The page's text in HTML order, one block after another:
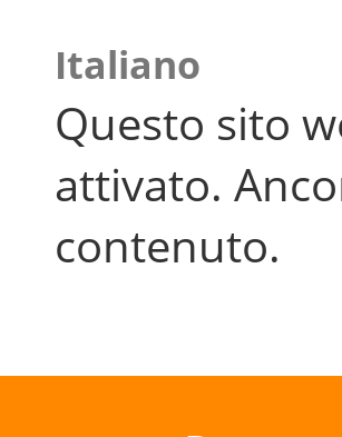
Italiano
Questo sito
attivato.
contenuto.